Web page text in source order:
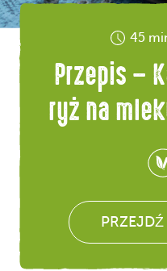
45
Przepis –
ryż na